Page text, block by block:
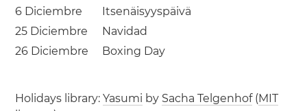
6 Diciembre
Itsenäisyyspäivä
25 Diciembre
Navidad
26 Diciembre
Boxing Day
Holidays library:Yasumi by Sacha Telgenhof(MIT